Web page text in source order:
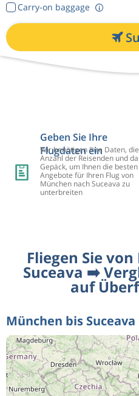
Carry-on baggage
Geben Sie Ihre
Flugdaten ein
Wir benötigen Ihre Daten, die
Anzahl der Reisenden und
Gepäck, um Ihnen die besten
Angebote für Ihren Flug von
München nach Suceava zu
unterbreiten
Fliegen Sie
Suceava ➡️
auf
München bis